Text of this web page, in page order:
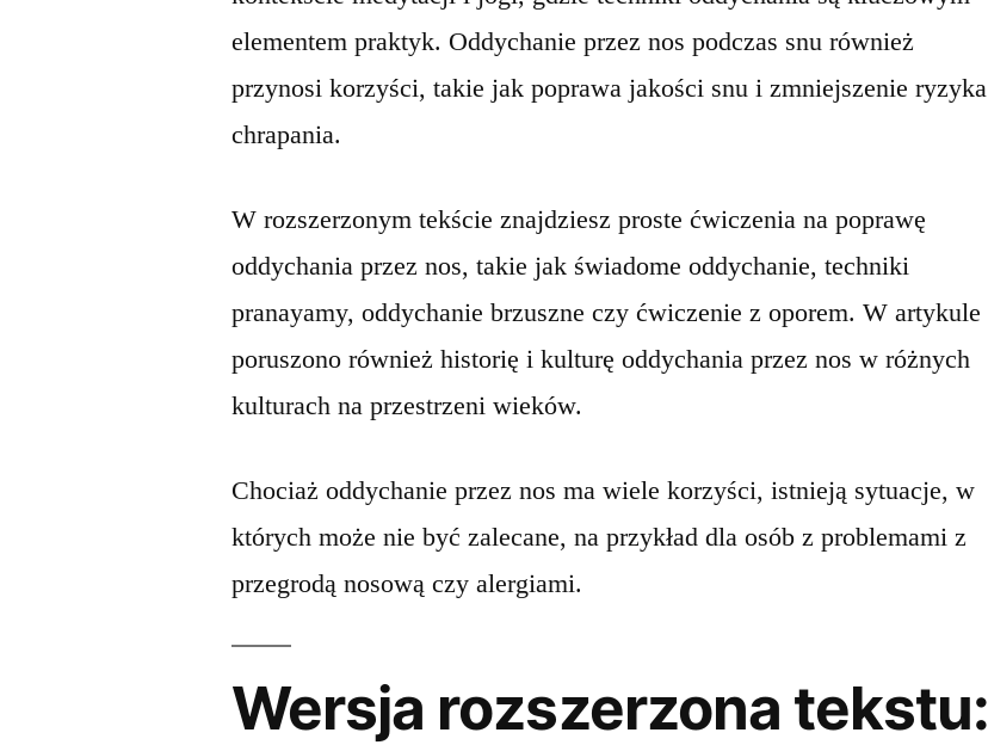
elementem praktyk. Oddychanie przez nos podczas snu również
przynosi korzyści, takie jak poprawa jakości snu i zmniejszenie ryzyka
chrapania.
W rozszerzonym tekście znajdziesz proste ćwiczenia na poprawę
oddychania przez nos, takie jak świadome oddychanie, techniki
pranayamy, oddychanie brzuszne czy ćwiczenie z oporem. W artykule
poruszono również historię i kulturę oddychania przez nos w różnych
kulturach na przestrzeni wieków.
Chociaż oddychanie przez nos ma wiele korzyści, istnieją sytuacje, w
których może nie być zalecane, na przykład dla osób z problemami z
przegrodą nosową czy alergiami.
Wersja rozszerzona tekstu: